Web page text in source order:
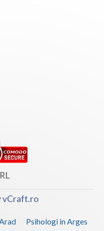
vCraft.ro
Psihologi in Arges